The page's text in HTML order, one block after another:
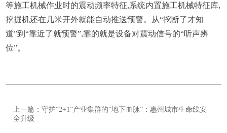
等施工机械作业时的震动频率特征,系统内置施工机械特征库,
挖掘机还在几米开外就能自动推送预警。从“挖断了才知
道”到“靠近了就预警”,靠的就是设备对震动信号的“听声辨
位”。
上一篇：守护“2+1”产业集群的“地下血脉”：惠州城市生命线安
全升级